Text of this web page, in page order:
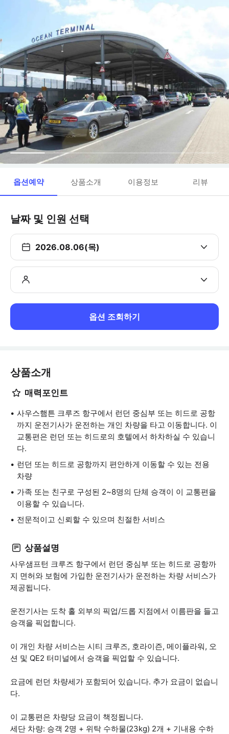
옵션예약 상품소개 이용정보 리뷰
날짜 및 인원 선택
2026.08.06(목)
옵션 조회하기
상품소개
매력포인트
사우스햄튼 크루즈 항구에서 런던 중심부 또는 히드로 공항
까지 운전기사가 운전하는 개인 차량을 타고 이동합니다. 이
교통편은 런던 또는 히드로의 호텔에서 하차하실 수 있습니
다.
런던 또는 히드로 공항까지 편안하게 이동할 수 있는 전용
차량
가족 또는 친구로 구성된 2~8명의 단체 승객이 이 교통편을
이용할 수 있습니다.
전문적이고 신뢰할 수 있으며 친절한 서비스
상품설명
사우샘프턴 크루즈 항구에서 런던 중심부 또는 히드로 공항까
지 면허와 보험에 가입한 운전기사가 운전하는 차량 서비스가
제공됩니다.
운전기사는 도착 홀 외부의 픽업/드롭 지점에서 이름판을 들고
승객을 픽업합니다.
이 개인 차량 서비스는 시티 크루즈, 호라이즌, 메이플라워, 오
션 및 QE2 터미널에서 승객을 픽업할 수 있습니다.
요금에 런던 차량세가 포함되어 있습니다. 추가 요금이 없습니
다.
이 교통편은 차량당 요금이 책정됩니다.
세단 차량: 승객 2명 + 위탁 수하물(23kg) 2개 + 기내용 수하